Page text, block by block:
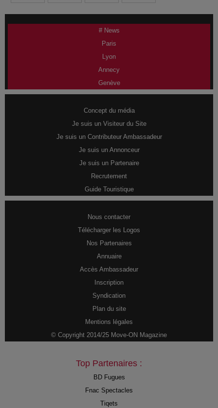
# News
Paris
Lyon
Annecy
Genève
Concept du média
Je suis un Visiteur du Site
Je suis un Contributeur Ambassadeur
Je suis un Annonceur
Je suis un Partenaire
Recrutement
Guide Touristique
Nous contacter
Télécharger les Logos
Nos Partenaires
Annuaire
Accès Ambassadeur
Inscription
Syndication
Plan du site
Mentions légales
© Copyright 2014/25 Move-ON Magazine
Top Partenaires :
BD Fugues
Fnac Spectacles
Tiqets